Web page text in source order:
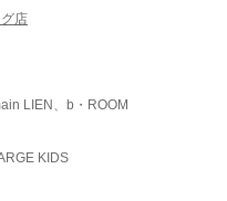
店
LIEN、b・ROOM
KIDS